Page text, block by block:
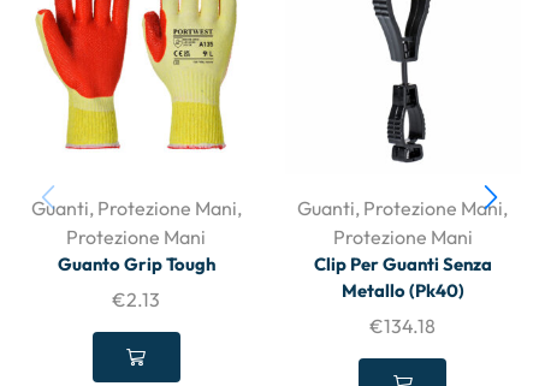
Guanti, Protezione Mani,
Protezione Mani
Guanto Grip Tough
€2.13
Guanti, Protezione Mani,
Protezione Mani
Clip Per Guanti Senza
Metallo (Pk40)
€134.18